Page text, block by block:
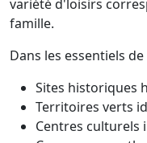
variété d'loisirs
famille.
Dans les essentiels
Sites historiques
Territoires verts
Centres culturels